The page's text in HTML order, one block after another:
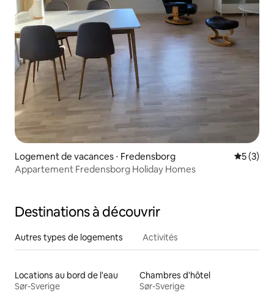
Logement de vacances ⋅ Fredensborg
5 (3)
Appartement Fredensborg Holiday Homes
Destinations à découvrir
Autres types de logements Activités
Locations au bord de l'eau
Sør-Sverige
Chambres d'hôtel
Sør-Sverige